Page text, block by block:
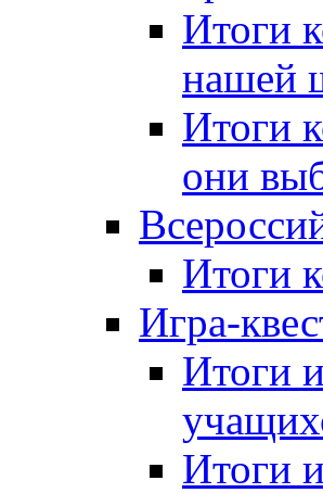
Итоги
нашей
Итоги
они
Итоги
Игра-
Итоги
Итоги